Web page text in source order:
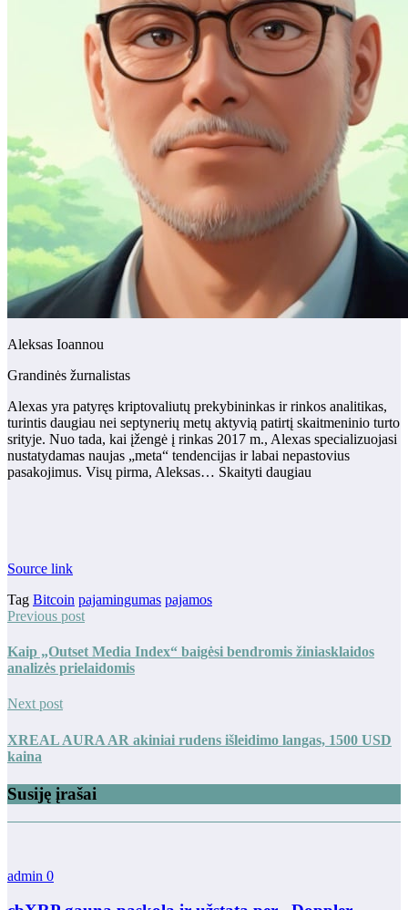
Aleksas Ioannou
Grandinės žurnalistas
Alexas yra patyręs kriptovaliutų prekybininkas ir rinkos analitikas,
turintis daugiau nei septynerių metų aktyvią patirtį skaitmeninio turto
srityje. Nuo tada, kai įžengė į rinkas 2017 m., Alexas specializuojasi
nustatydamas naujas „meta“ tendencijas ir labai nepastovius
pasakojimus. Visų pirma, Aleksas… Skaityti daugiau
Source link
Tag Bitcoin pajamingumas pajamos
Previous post
Kaip „Outset Media Index“ baigėsi bendromis žiniasklaidos
analizės prielaidomis
Next post
XREAL AURA AR akiniai rudens išleidimo langas, 1500 USD
kaina
Susiję įrašai
admin 0